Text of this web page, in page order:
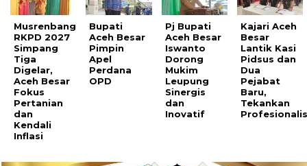
Musrenbang
RKPD 2027
Simpang
Tiga
Digelar,
Aceh Besar
Fokus
Pertanian
dan
Kendali
Inflasi
Bupati
Aceh Besar
Pimpin
Apel
Perdana
OPD
Pj Bupati
Aceh Besar
Iswanto
Dorong
Mukim
Leupung
Sinergis
dan
Inovatif
Kajari Aceh
Besar
Lantik Kasi
Pidsus dan
Dua
Pejabat
Baru,
Tekankan